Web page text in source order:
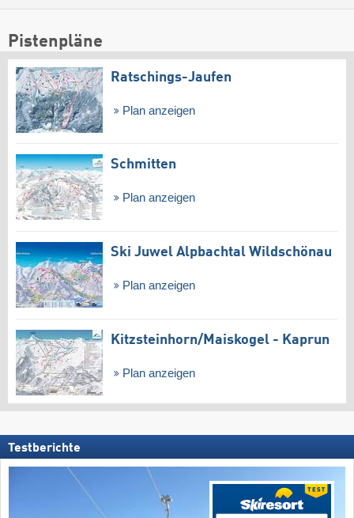
Pistenpläne
Ratschings-Jaufen
Plan anzeigen
Schmitten
Plan anzeigen
Ski Juwel Alpbachtal Wildschönau
Plan anzeigen
Kitzsteinhorn/​Maiskogel - Kaprun
Plan anzeigen
Testberichte